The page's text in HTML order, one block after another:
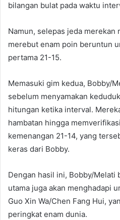
bilangan bulat pada waktu
Namun, selepas jeda merekan
merebut enam poin beruntun
pertama 21-15.
Memasuki gim kedua, Bobby/
sebelum menyamakan
hitungan ketika interval.
hambatan hingga
kemenangan 21-14, yang
keras dari Bobby.
Dengan hasil ini, Bobby/Melati
utama juga akan menghadapi
Guo Xin Wa/Chen Fang Hui,
peringkat enam dunia.